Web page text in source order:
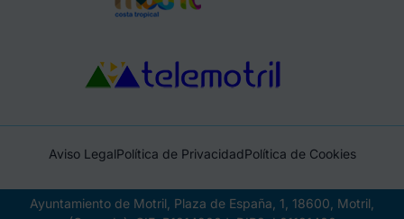
Aviso LegalPolítica de PrivacidadPolítica de Cookies
Ayuntamiento de Motril, Plaza de España, 1, 18600, Motril,